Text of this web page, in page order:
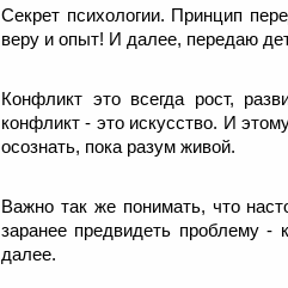
Секрет психологии. Принцип
веру и опыт! И далее, передаю
Конфликт это всегда рост,
конфликт - это искусство. И
осознать, пока разум живой.
Важно так же понимать, что
заранее предвидеть проблему -
далее.